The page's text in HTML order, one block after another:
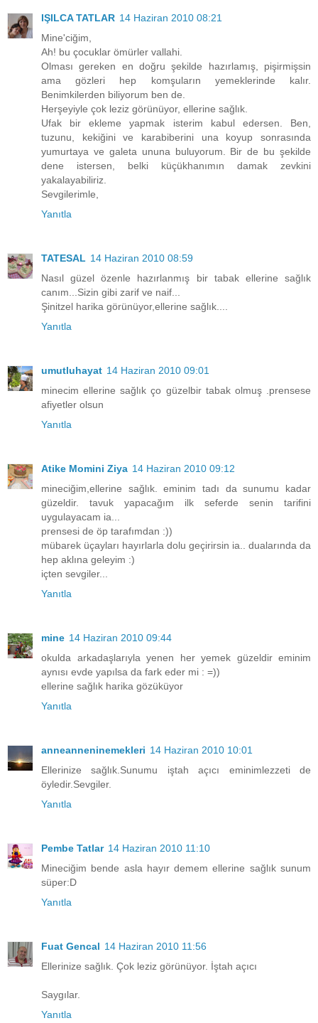
IŞILCA TATLAR 14 Haziran 2010 08:21
Mine'ciğim,
Ah! bu çocuklar ömürler vallahi.
Olması gereken en doğru şekilde hazırlamış, pişirmişsin
ama gözleri hep komşuların yemeklerinde kalır.
Benimkilerden biliyorum ben de.
Herşeyiyle çok leziz görünüyor, ellerine sağlık.
Ufak bir ekleme yapmak isterim kabul edersen. Ben,
tuzunu, kekiğini ve karabiberini una koyup sonrasında
yumurtaya ve galeta ununa buluyorum. Bir de bu şekilde
dene istersen, belki küçükhanımın damak zevkini
yakalayabiliriz.
Sevgilerimle,
Yanıtla
TATESAL 14 Haziran 2010 08:59
Nasıl güzel özenle hazırlanmış bir tabak ellerine sağlık
canım...Sizin gibi zarif ve naif...
Şinitzel harika görünüyor,ellerine sağlık....
Yanıtla
umutluhayat 14 Haziran 2010 09:01
minecim ellerine sağlık ço güzelbir tabak olmuş .prensese
afiyetler olsun
Yanıtla
Atike Momini Ziya 14 Haziran 2010 09:12
mineciğim,ellerine sağlık. eminim tadı da sunumu kadar
güzeldir. tavuk yapacağım ilk seferde senin tarifini
uygulayacam ia...
prensesi de öp tarafımdan :))
mübarek üçayları hayırlarla dolu geçirirsin ia.. dualarında da
hep aklına geleyim :)
içten sevgiler...
Yanıtla
mine 14 Haziran 2010 09:44
okulda arkadaşlarıyla yenen her yemek güzeldir eminim
aynısı evde yapılsa da fark eder mi : =))
ellerine sağlık harika gözüküyor
Yanıtla
anneanneninemekleri 14 Haziran 2010 10:01
Ellerinize sağlık.Sunumu iştah açıcı eminimlezzeti de
öyledir.Sevgiler.
Yanıtla
Pembe Tatlar 14 Haziran 2010 11:10
Mineciğim bende asla hayır demem ellerine sağlık sunum
süper:D
Yanıtla
Fuat Gencal 14 Haziran 2010 11:56
Ellerinize sağlık. Çok leziz görünüyor. İştah açıcı
Saygılar.
Yanıtla